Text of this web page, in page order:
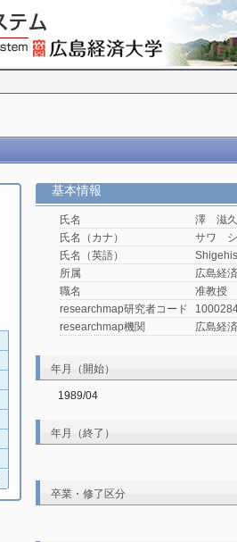
基本情報
氏名
澤 滋久
氏名（カナ）
サワ シ
氏名（英語）
所属
広島経
職名
准教授
researchmap研究者コード
researchmap機関
広島経
年月（開始）
1989/04
年月（終了）
卒業・修了区分